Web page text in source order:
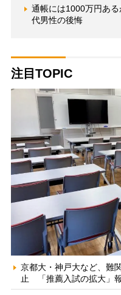
通帳には1000万円あ
代男性の後悔
注目TOPIC
京都大・神戸大など、難
止 「推薦入試の拡大」